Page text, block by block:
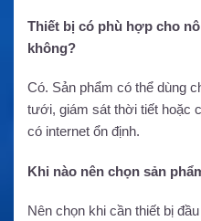
Thiết bị có phù hợp cho
không?
Có. Sản phẩm có thể dùng
tưới, giám sát thời tiết hoặc
có internet ổn định.
Khi nào nên chọn sản
Nên chọn khi cần thiết bị